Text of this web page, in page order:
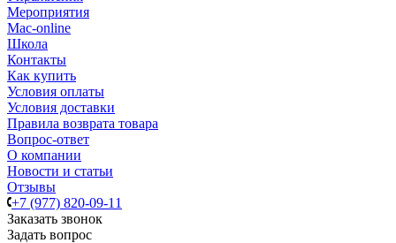
Мероприятия
Mac-online
Школа
Контакты
Как купить
Условия оплаты
Условия доставки
Правила возврата товара
Вопрос-ответ
О компании
Новости и статьи
Отзывы
+7 (977) 820-09-11
Заказать звонок
Задать вопрос